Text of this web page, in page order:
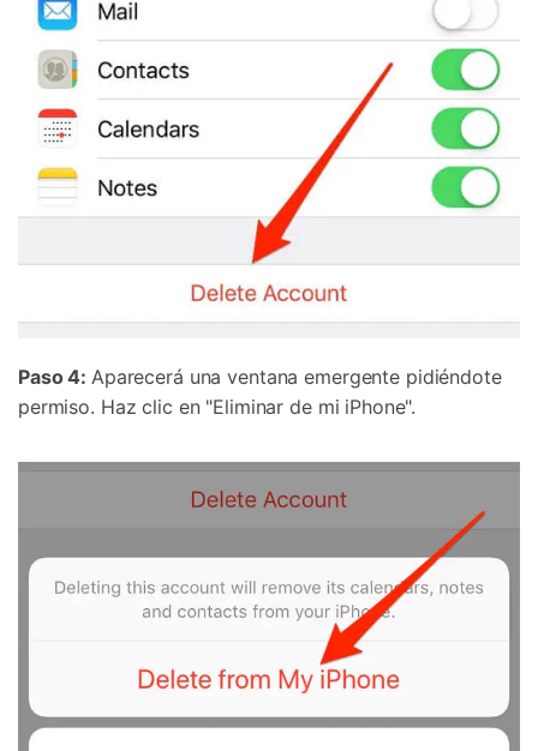
Paso 4: Aparecerá una ventana emergente pidiéndote
permiso. Haz clic en "Eliminar de mi iPhone".